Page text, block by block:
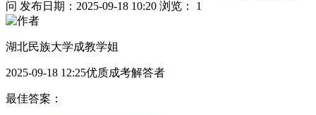
问 发布日期：2025-09-18 10:20 浏览： 1
湖北民族大学成教学姐
2025-09-18 12:25优质成考解答者
最佳答案：